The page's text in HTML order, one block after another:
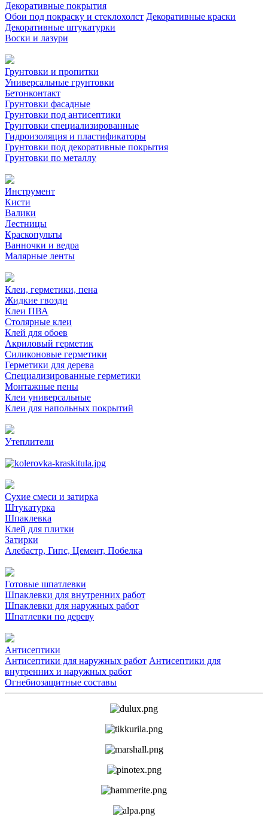
Декоративные покрытия
Обои под покраску и стеклохолст Декоративные краски
Декоративные штукатурки
Воски и лазури
Грунтовки и пропитки
Универсальные грунтовки
Бетонконтакт
Грунтовки фасадные
Грунтовки под антисептики
Грунтовки специализированные
Гидроизоляция и пластификаторы
Грунтовки под декоративные покрытия
Грунтовки по металлу
Инструмент
Кисти
Валики
Лестницы
Краскопульты
Ванночки и ведра
Малярные ленты
Клеи, герметики, пена
Жидкие гвозди
Клеи ПВА
Столярные клеи
Клей для обоев
Акриловый герметик
Силиконовые герметики
Герметики для дерева
Специализированные герметики
Монтажные пены
Клеи универсальные
Клеи для напольных покрытий
Утеплители
Сухие смеси и затирка
Штукатурка
Шпаклевка
Клей для плитки
Затирки
Алебастр, Гипс, Цемент, Побелка
Готовые шпатлевки
Шпаклевки для внутренних работ
Шпаклевки для наружных работ
Шпатлевки по дереву
Антисептики
Антисептики для наружных работ Антисептики для
внутренних и наружных работ
Огнебиозащитные составы